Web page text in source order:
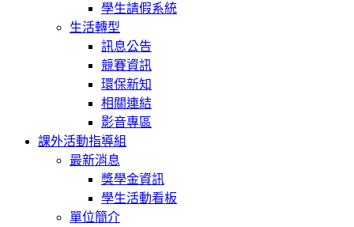
學生請假系統
生活轉型
訊息公告
競賽資訊
環保新知
相關連結
影音專區
課外活動指導組
最新消息
獎學金資訊
學生活動看板
單位簡介